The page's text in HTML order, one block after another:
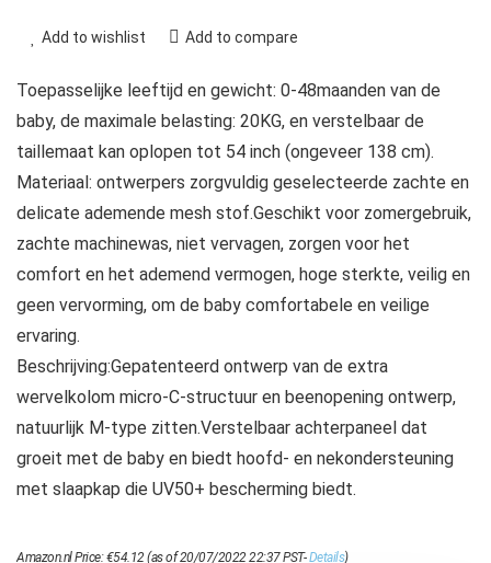
Add to wishlist Add to compare
Toepasselijke leeftijd en gewicht: 0-48maanden van de
baby, de maximale belasting: 20KG, en verstelbaar de
taillemaat kan oplopen tot 54 inch (ongeveer 138 cm).
Materiaal: ontwerpers zorgvuldig geselecteerde zachte en
delicate ademende mesh stof.Geschikt voor zomergebruik,
zachte machinewas, niet vervagen, zorgen voor het
comfort en het ademend vermogen, hoge sterkte, veilig en
geen vervorming, om de baby comfortabele en veilige
ervaring.
Beschrijving:Gepatenteerd ontwerp van de extra
wervelkolom micro-C-structuur en beenopening ontwerp,
natuurlijk M-type zitten.Verstelbaar achterpaneel dat
groeit met de baby en biedt hoofd- en nekondersteuning
met slaapkap die UV50+ bescherming biedt.
Amazon.nl Price:€54.12 (as of 20/07/2022 22:37 PST-Details)